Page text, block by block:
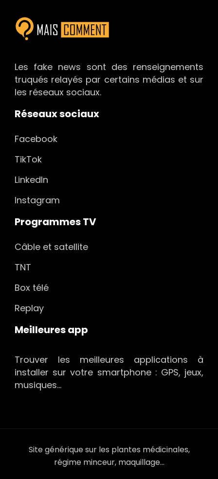
Les fake news sont des renseignements
truqués relayés par certains médias et sur
les réseaux sociaux.
Réseaux sociaux
Facebook
TikTok
LinkedIn
Instagram
Programmes TV
Câble et satellite
TNT
Box télé
Replay
Meilleures app
Trouver les meilleures applications à
installer sur votre smartphone : GPS, jeux,
musiques…
Site générique sur les plantes médicinales,
régime minceur, maquillage…